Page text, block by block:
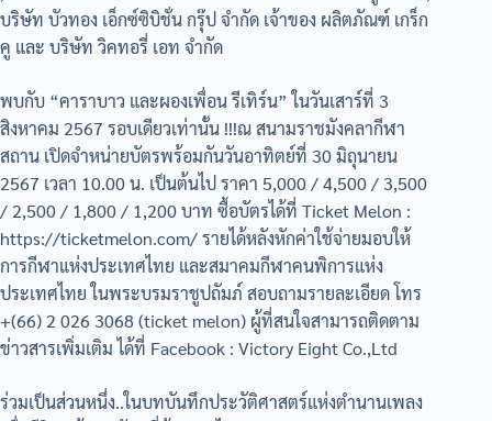
บริษัท บัวทอง เอ็กซ์ซิบิชั่น กรุ๊ป จำกัด เจ้าของ ผลิตภัณฑ์ เกร็ก
คู และ บริษัท วิคทอรี่ เอท จำกัด
พบกับ “คาราบาว และผองเพื่อน รีเทิร์น” ในวันเสาร์ที่ 3
สิงหาคม 2567 รอบเดียวเท่านั้น !!!ณ สนามราชมังคลากีฬา
สถาน เปิดจำหน่ายบัตรพร้อมกันวันอาทิตย์ที่ 30 มิถุนายน
2567 เวลา 10.00 น. เป็นต้นไป ราคา 5,000 / 4,500 / 3,500
/ 2,500 / 1,800 / 1,200 บาท ซื้อบัตรได้ที่ Ticket Melon :
https://ticketmelon.com/ รายได้หลังหักค่าใช้จ่ายมอบให้
การกีฬาแห่งประเทศไทย และสมาคมกีฬาคนพิการแห่ง
ประเทศไทย ในพระบรมราชูปถัมภ์ สอบถามรายละเอียด โทร
+(66) 2 026 3068 (ticket melon) ผู้ที่สนใจสามารถติดตาม
ข่าวสารเพิ่มเติม ได้ที่ Facebook : Victory Eight Co.,Ltd
ร่วมเป็นส่วนหนึ่ง..ในบทบันทึกประวัติศาสตร์แห่งตำนานเพลง